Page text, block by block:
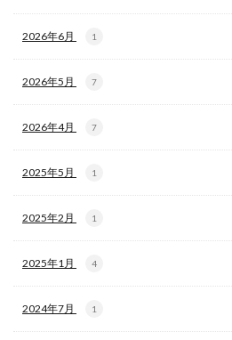
2026年6月 1
2026年5月 7
2026年4月 7
2025年5月 1
2025年2月 1
2025年1月 4
2024年7月 1